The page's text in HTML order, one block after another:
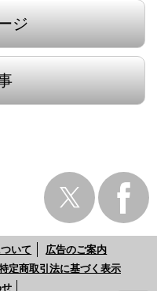
ジ
いて
広告のご案内
定商取引法に基づく表示